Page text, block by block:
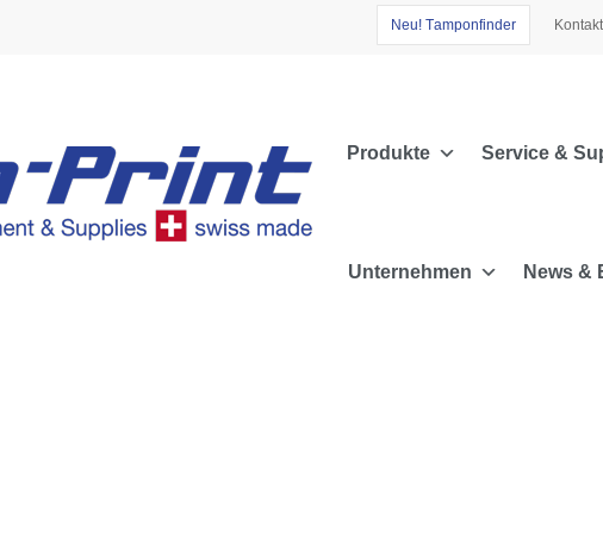
Neu! Tamponfinder Kontakt
Produkte Service &
Unternehmen News &